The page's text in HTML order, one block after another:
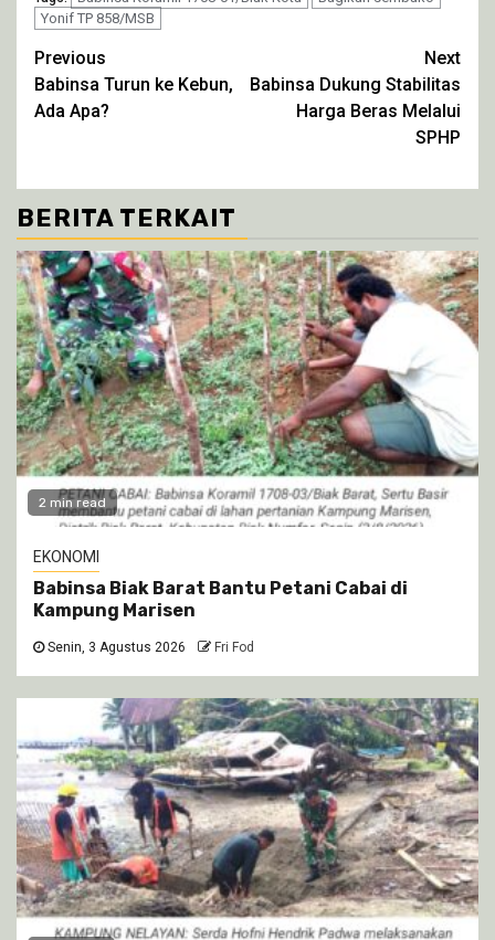
jendela
yang
jendela
yang
jendela jendela
Yonif TP 858/MSB
Continue
Reading
Previous
Babinsa Turun ke Kebun,
Ada Apa?
Next
Babinsa Dukung Stabilitas
Harga Beras Melalui
SPHP
BERITA TERKAIT
2 min read
EKONOMI
Babinsa Biak Barat Bantu Petani Cabai di
Kampung Marisen
Senin, 3 Agustus 2026 Fri Fod